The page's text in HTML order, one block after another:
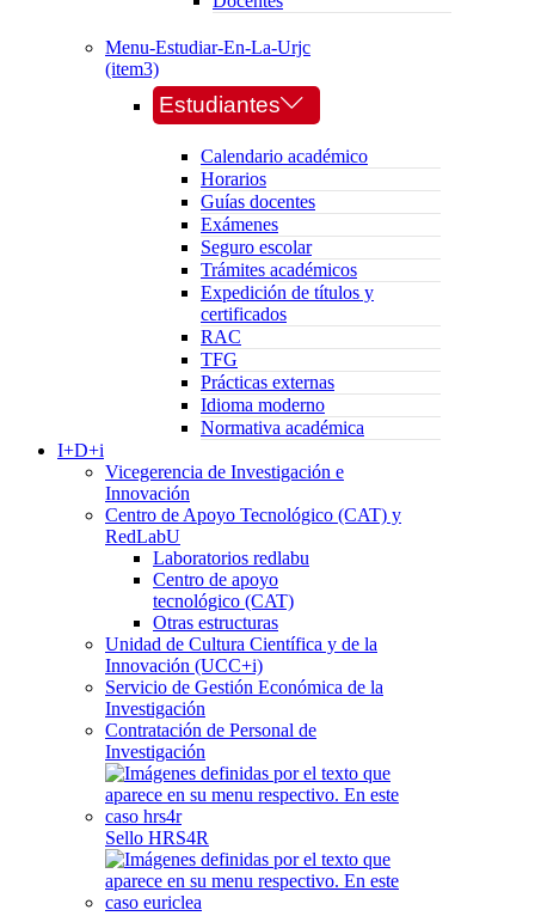
Menu-Estudiar-En-La-Urjc
(item3)
Estudiantes
Calendario académico
Horarios
Guías docentes
Exámenes
Seguro escolar
Trámites académicos
Expedición de títulos y
certificados
RAC
TFG
Prácticas externas
Idioma moderno
Normativa académica
I+D+i
Vicegerencia de Investigación e
Innovación
Centro de Apoyo Tecnológico (CAT) y
RedLabU
Laboratorios redlabu
Centro de apoyo
tecnológico (CAT)
Otras estructuras
Unidad de Cultura Científica y de la
Innovación (UCC+i)
Servicio de Gestión Económica de la
Investigación
Contratación de Personal de
Investigación
Sello HRS4R